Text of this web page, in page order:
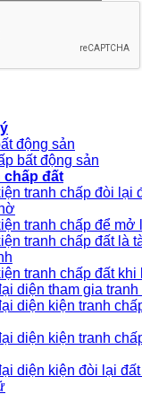
động sản
bất động sản
chấp đất
tranh chấp đòi lại
tranh chấp để mở
tranh chấp đất là
tranh chấp đất khi
diện tham gia
diện kiện tranh
diện kiện tranh
diện kiện đòi lại